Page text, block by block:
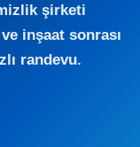
şirketi
inşaat sonrası
randevu.